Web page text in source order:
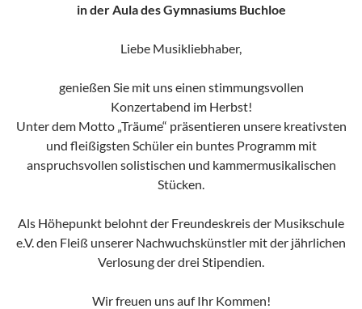
in der Aula des Gymnasiums Buchloe
Liebe Musikliebhaber,
genießen Sie mit uns einen stimmungsvollen
Konzertabend im Herbst!
Unter dem Motto „Träume“ präsentieren unsere kreativsten
und fleißigsten Schüler ein buntes Programm mit
anspruchsvollen solistischen und kammermusikalischen
Stücken.
Als Höhepunkt belohnt der Freundeskreis der Musikschule
e.V. den Fleiß unserer Nachwuchskünstler mit der jährlichen
Verlosung der drei Stipendien.
Wir freuen uns auf Ihr Kommen!